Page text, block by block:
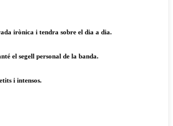
irònica i tendra sobre el dia a dia.
el segell personal de la banda.
i intensos.